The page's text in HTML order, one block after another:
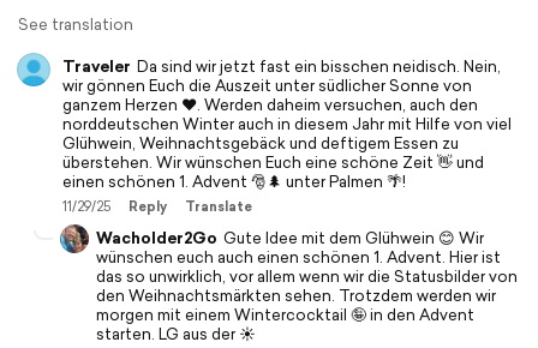
See translation
Traveler Da sind wir jetzt fast ein bisschen neidisch. Nein,
wir gönnen Euch die Auszeit unter südlicher Sonne von
ganzem Herzen ❤️. Werden daheim versuchen, auch den
norddeutschen Winter auch in diesem Jahr mit Hilfe von viel
Glühwein, Weihnachtsgebäck und deftigem Essen zu
überstehen. Wir wünschen Euch eine schöne Zeit 👋 und
einen schönen 1. Advent 🎅🌲 unter Palmen 🌴!
11/29/25 Reply Translate
Wacholder2Go Gute Idee mit dem Glühwein 😊 Wir
wünschen euch auch einen schönen 1. Advent. Hier ist
das so unwirklich, vor allem wenn wir die Statusbilder von
den Weihnachtsmärkten sehen. Trotzdem werden wir
morgen mit einem Wintercocktail 🤪 in den Advent
starten. LG aus der ☀️